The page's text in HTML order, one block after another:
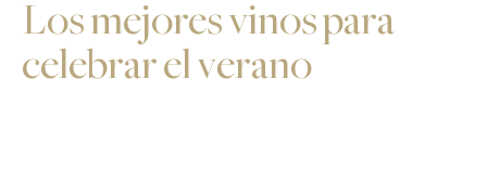
Los mejores vinos para
celebrar el verano